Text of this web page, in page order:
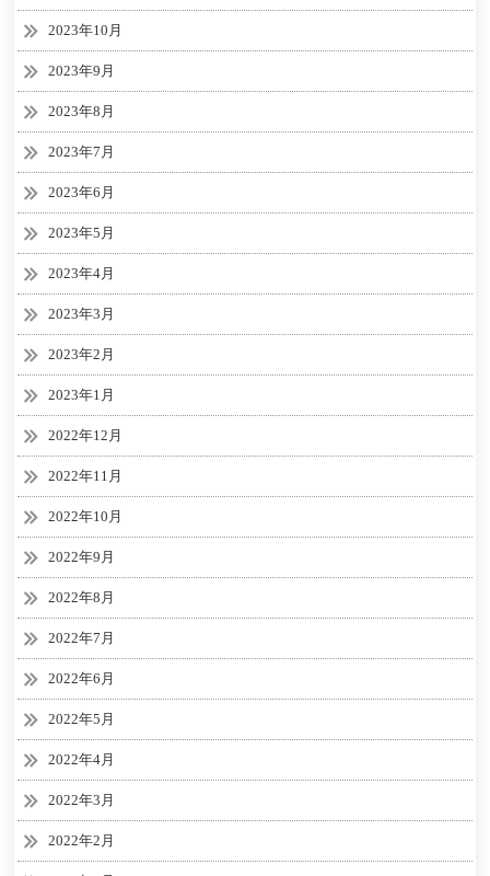
2023年10月
2023年9月
2023年8月
2023年7月
2023年6月
2023年5月
2023年4月
2023年3月
2023年2月
2023年1月
2022年12月
2022年11月
2022年10月
2022年9月
2022年8月
2022年7月
2022年6月
2022年5月
2022年4月
2022年3月
2022年2月